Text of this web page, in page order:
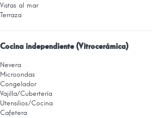
Vistas al mar
Terraza
Cocina independiente (Vitrocerámica)
Nevera
Microondas
Congelador
Vajilla/Cubertería
Utensilios/Cocina
Cafetera